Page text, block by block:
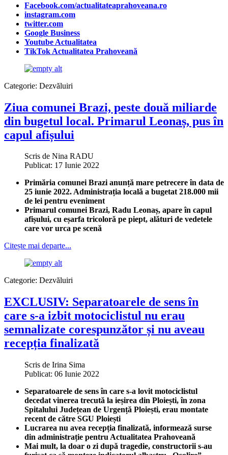
Facebook.com/actualitateaprahoveana.ro
instagram.com
twitter.com
Google Business
Youtube Actualitatea
TikTok Actualitatea Prahoveană
Categorie: Dezvăluiri
Ziua comunei Brazi, peste două miliarde
din bugetul local. Primarul Leonaș, pus în
capul afișului
Scris de Nina RADU
Publicat: 17 Iunie 2022
Primăria comunei Brazi anunță mare petrecere în data de
25 iunie 2022. Administrația locală a bugetat 218.000 mii
de lei pentru eveniment
Primarul comunei Brazi, Radu Leonaș, apare în capul
afișului, cu eșarfa tricoloră pe piept, alături de vedetele
care vor urca pe scenă
Citește mai departe...
Categorie: Dezvăluiri
EXCLUSIV: Separatoarele de sens în
care s-a izbit motociclistul nu erau
semnalizate corespunzător și nu aveau
recepția finalizată
Scris de Irina Sima
Publicat: 06 Iunie 2022
Separatoarele de sens în care s-a lovit motociclistul
decedat vinerea trecută la ieșirea din Ploiești, în zona
Spitalului Județean de Urgență Ploiești, erau montate
recent de către SGU Ploiești
Lucrarea nu avea recepția finalizată, informează surse
din administrație pentru Actualitatea Prahoveană
Mai mult, la doar o zi după tragedie, constructorii s-au